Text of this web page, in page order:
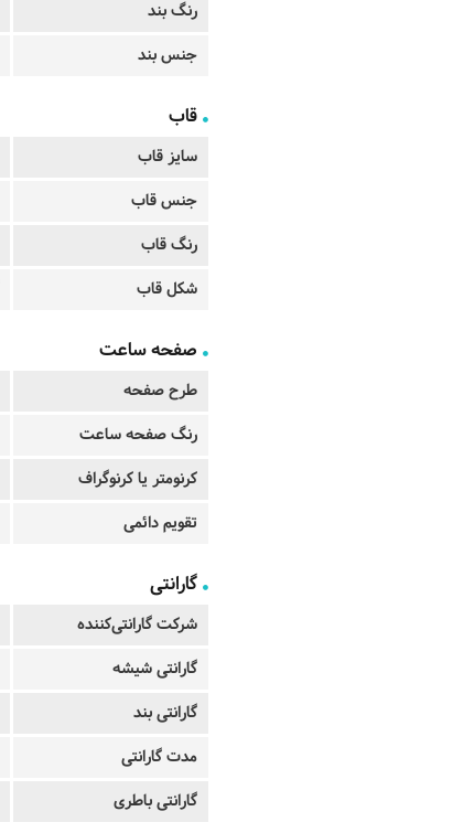
رنگ بند
جنس بند
قاب
سایز قاب
جنس قاب
رنگ قاب
شکل قاب
صفحه ساعت
طرح صفحه
رنگ صفحه ساعت
کرنومتر یا کرنوگراف
تقویم دائمی
گارانتی
شرکت گارانتی‌کننده
گارانتی شیشه
گارانتی بند
مدت گارانتی
گارانتی باطری